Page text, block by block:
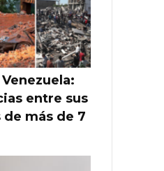
entre sus
más de 7